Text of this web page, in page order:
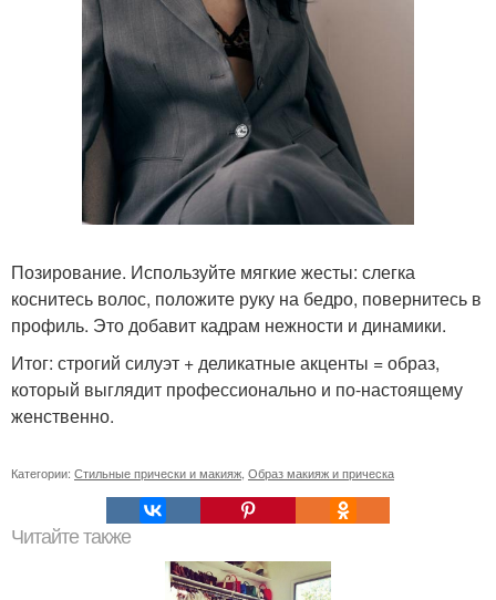
Позирование. Используйте мягкие жесты: слегка
коснитесь волос, положите руку на бедро, повернитесь в
профиль. Это добавит кадрам нежности и динамики.
Итог: строгий силуэт + деликатные акценты = образ,
который выглядит профессионально и по-настоящему
женственно.
Категории: Стильные прически и макияж Образ макияж и прическа
Читайте также